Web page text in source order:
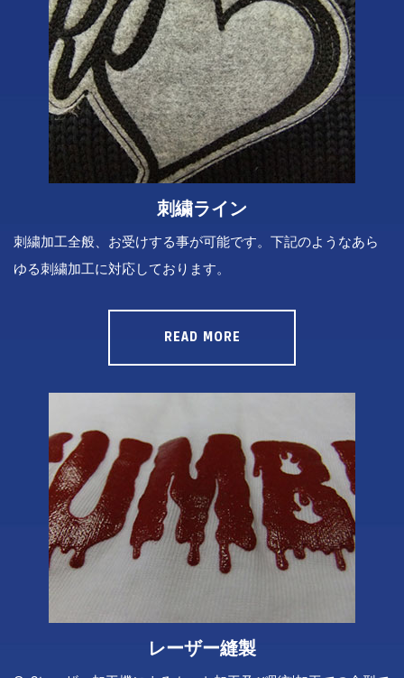
刺繍ライン
刺繍加工全般、お受けする事が可能です。下記のようなあら
ゆる刺繍加工に対応しております。
READ MORE
レーザー縫製